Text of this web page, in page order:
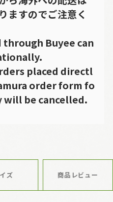
ますのでご注意く
Buyee can
placed directl
order form fo
will be cancelled.
ズ 商品レビュー